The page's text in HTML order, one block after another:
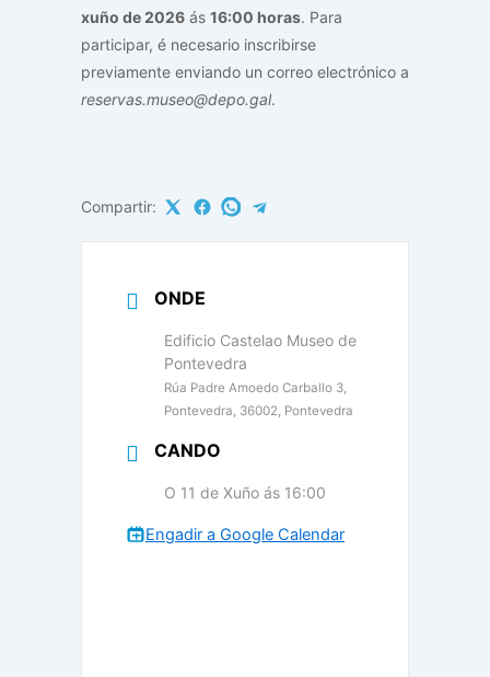
xuño de 2026 ás 16:00 horas. Para
participar, é necesario inscribirse
previamente enviando un correo electrónico a
reservas.museo@depo.gal.
Compartir:
ONDE
Edificio Castelao Museo de
Pontevedra
Rúa Padre Amoedo Carballo 3,
Pontevedra, 36002, Pontevedra
CANDO
O 11 de Xuño ás 16:00
Engadir a Google Calendar